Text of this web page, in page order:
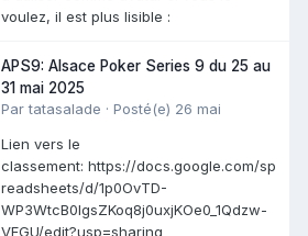
voulez, il est plus lisible :
APS9: Alsace Poker Series 9 du 25 au
31 mai 2025
Partatasalade · Posté(e) 26 mai
Lien vers le
classement: https://docs.google.com/sp
readsheets/d/1p0OvTD-
WP3WtcB0lgsZKoq8j0uxjKOe0_1Qdzw-
VFGU/edit?usp=sharing